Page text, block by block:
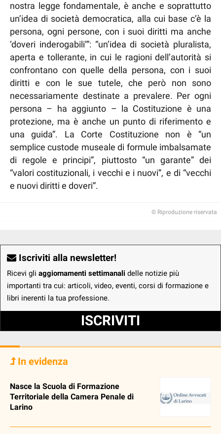
nostra legge fondamentale, è anche e soprattutto
un’idea di società democratica, alla cui base c’è la
persona, ogni persone, con i suoi diritti ma anche
‘doveri inderogabili’”: “un’idea di società pluralista,
aperta e tollerante, in cui le ragioni dell’autorità si
confrontano con quelle della persona, con i suoi
diritti e con le sue tutele, che però non sono
necessariamente destinate a prevalere. Per ogni
persona – ha aggiunto – la Costituzione è una
protezione, ma è anche un punto di riferimento e
una guida”. La Corte Costituzione non è “un
semplice custode museale di formule imbalsamate
di regole e principi”, piuttosto “un garante” dei
“valori costituzionali, i vecchi e i nuovi”, e di “vecchi
e nuovi diritti e doveri”.
© Riproduzione riservata
Iscriviti alla newsletter!
Ricevi gli aggiornamenti settimanali delle notizie più
importanti tra cui: articoli, video, eventi, corsi di formazione e
libri inerenti la tua professione.
ISCRIVITI
In evidenza
Nasce la Scuola di Formazione
Territoriale della Camera Penale di
Larino